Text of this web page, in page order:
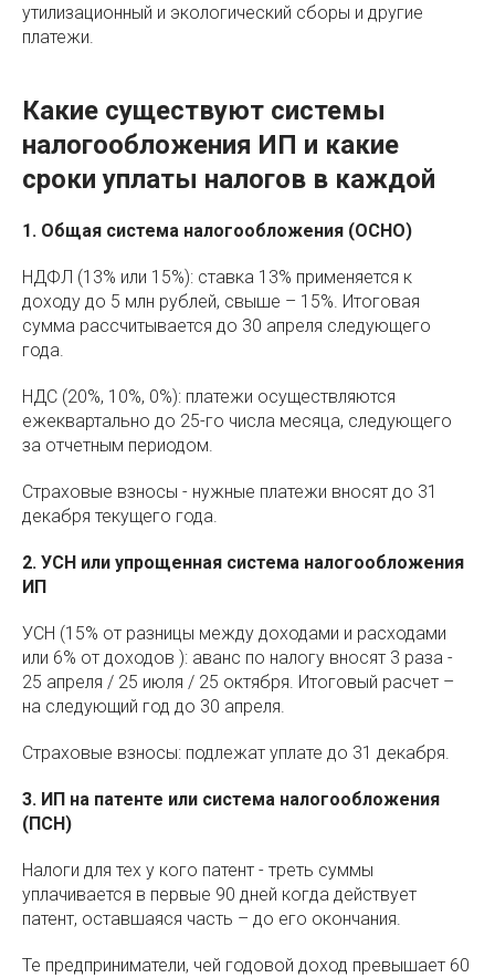
утилизационный и экологический сборы и другие
платежи.
Какие существуют системы
налогообложения ИП и какие
сроки уплаты налогов в каждой
1. Общая система налогообложения (ОСНО)
НДФЛ (13% или 15%): ставка 13% применяется к
доходу до 5 млн рублей, свыше – 15%. Итоговая
сумма рассчитывается до 30 апреля следующего
года.
НДС (20%, 10%, 0%): платежи осуществляются
ежеквартально до 25-го числа месяца, следующего
за отчетным периодом.
Страховые взносы - нужные платежи вносят до 31
декабря текущего года.
2. УСН или упрощенная система налогообложения
ИП
УСН (15% от разницы между доходами и расходами
или 6% от доходов ): аванс по налогу вносят 3 раза -
25 апреля / 25 июля / 25 октября. Итоговый расчет –
на следующий год до 30 апреля.
Страховые взносы: подлежат уплате до 31 декабря.
3. ИП на патенте или система налогообложения
(ПСН)
Налоги для тех у кого патент - треть суммы
уплачивается в первые 90 дней когда действует
патент, оставшаяся часть – до его окончания.
Те предприниматели, чей годовой доход превышает 60